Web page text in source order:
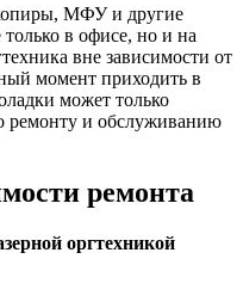
МФУ и другие
в офисе, но и на
вне зависимости от
момент приходить в
может только
ремонту и обслуживанию
ремонта
оргтехникой